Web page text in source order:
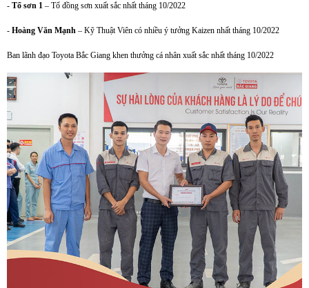
- Tổ sơn 1 – Tổ đồng sơn xuất sắc nhất tháng 10/2022
- Hoàng Văn Mạnh – Kỹ Thuật Viên có nhiều ý tưởng Kaizen nhất tháng 10/2022
Ban lãnh đạo Toyota Bắc Giang khen thưởng cá nhân xuất sắc nhất tháng 10/2022